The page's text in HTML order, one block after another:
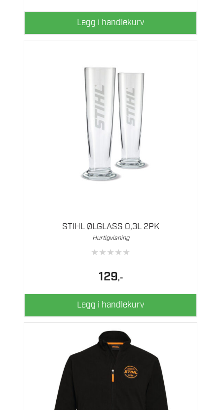
Legg i handlekurv
STIHL ØLGLASS 0,3L 2PK
Hurtigvisning
★★★★★
129,-
Legg i handlekurv